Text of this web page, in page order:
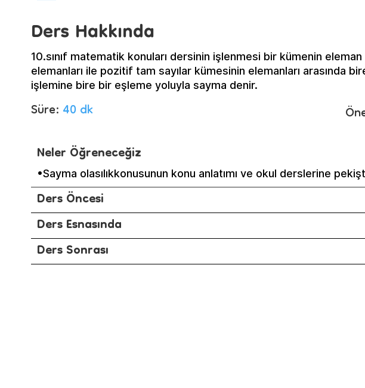
Ders Hakkında
10.sınıf matematik konuları dersinin işlenmesi bir kümenin eleman
elemanları ile pozitif tam sayılar kümesinin elemanları arasında
işlemine bire bir eşleme yoluyla sayma denir.
Süre:40 dk
Neler Öğreneceğiz
•Sayma olasılıkkonusunun konu anlatımı ve okul derslerine
Ders Öncesi
Ders Esnasında
Ders Sonrası